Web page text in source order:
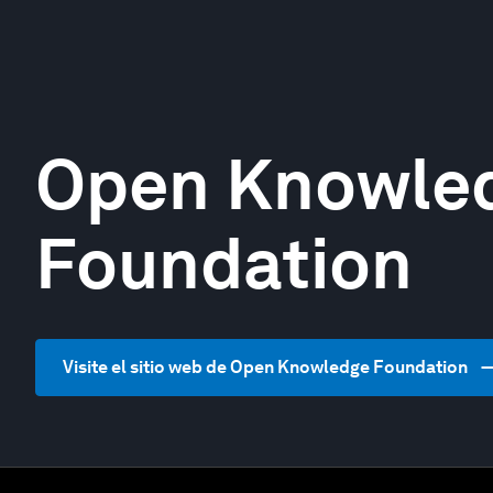
Open
Foundation
Visite el sitio web de Open Knowledge Foundation